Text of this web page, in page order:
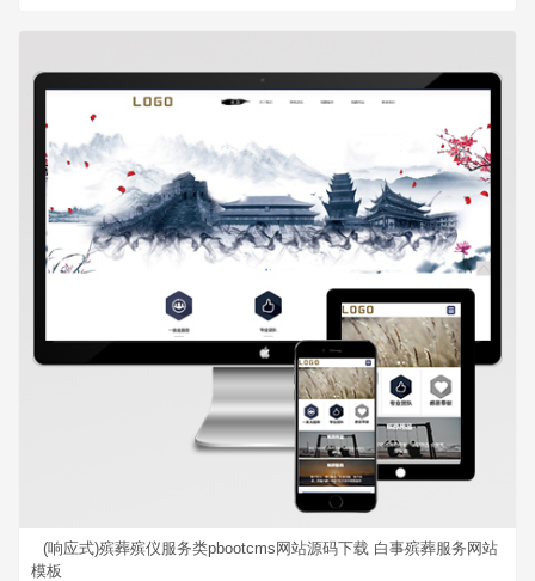
(响应式)殡葬殡仪服务类pbootcms网站源码下载 白事殡葬服务网站
模板